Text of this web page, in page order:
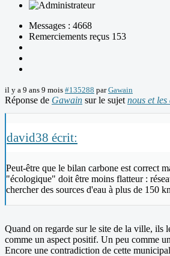
Messages : 4668
Remerciements reçus 153
il y a 9 ans 9 mois #135288 parGawain
Réponse de Gawain sur le sujet nous et
david38 écrit:
Peut-être que le bilan carbone est correct
"écologique" doit être moins flatteur :
chercher des sources d'eau à plus de 150
Quand on regarde sur le site de la ville, ils
comme un aspect positif. Un peu comme
Encore une contradiction de cette